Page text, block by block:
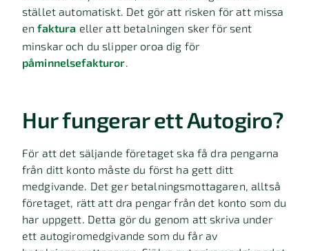
stället automatiskt. Det gör att risken för att missa
enfaktura eller att betalningen sker för sent
minskar och du slipper oroa dig för
påminnelsefakturor.
Hur fungerar ett Autogiro?
För att det säljande företaget ska få dra pengarna
från ditt konto måste du först ha gett ditt
medgivande. Det ger betalningsmottagaren, alltså
företaget, rätt att dra pengar från det konto som du
har uppgett. Detta gör du genom att skriva under
ett autogiromedgivande som du får av